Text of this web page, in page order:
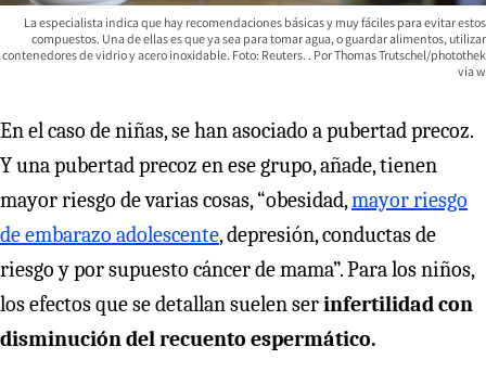
La especialista indica que hay recomendaciones básicas y muy fáciles para evitar estos
compuestos. Una de ellas es que ya sea para tomar agua, o guardar alimentos, utilizar
contenedores de vidrio y acero inoxidable. Foto: Reuters.
Thomas Trutschel/photothek
via w
En el caso de niñas, se han asociado a pubertad precoz.
Y una pubertad precoz en ese grupo, añade, tienen
mayor riesgo de varias cosas, “obesidad,mayor riesgo
de embarazo adolescente, depresión, conductas de
riesgo y por supuesto cáncer de mama”. Para los niños,
los efectos que se detallan suelen serinfertilidad con
disminución del recuento espermático.